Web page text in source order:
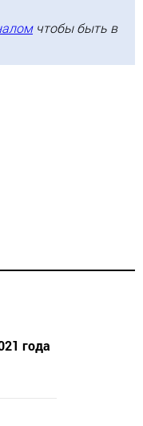
чтобы быть в
года